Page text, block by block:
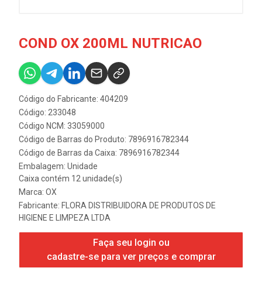
COND OX 200ML NUTRICAO
Código do Fabricante: 404209
Código: 233048
Código NCM: 33059000
Código de Barras do Produto: 7896916782344
Código de Barras da Caixa: 7896916782344
Embalagem: Unidade
Caixa contém 12 unidade(s)
Marca: OX
Fabricante: FLORA DISTRIBUIDORA DE PRODUTOS DE
HIGIENE E LIMPEZA LTDA
Faça seu login ou
cadastre-se para ver preços e comprar